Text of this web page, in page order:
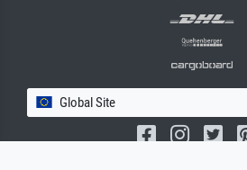
Global Site